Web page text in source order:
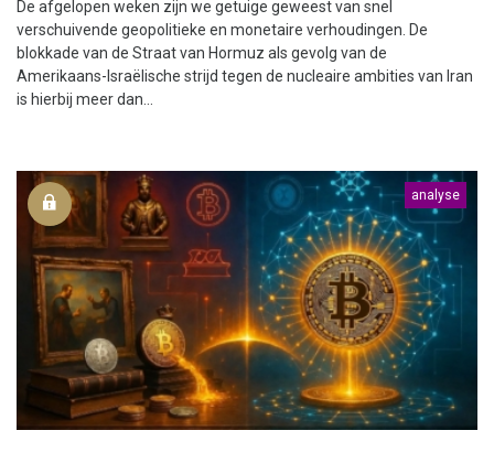
De afgelopen weken zijn we getuige geweest van snel
verschuivende geopolitieke en monetaire verhoudingen. De
blokkade van de Straat van Hormuz als gevolg van de
Amerikaans-Israëlische strijd tegen de nucleaire ambities van Iran
is hierbij meer dan...
analyse